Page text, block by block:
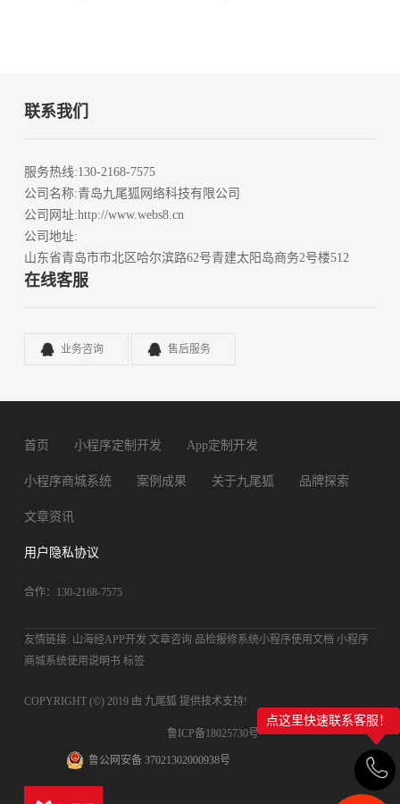
点这里快速联系客服！
联系我们
服务热线:130-2168-7575
公司名称:青岛九尾狐网络科技有限公司
公司网址:http://www.webs8.cn
公司地址:
山东省青岛市市北区哈尔滨路62号青建太阳岛商务2号楼512
在线客服
业务咨询 售后服务
首页 小程序定制开发 App定制开发
小程序商城系统 案例成果 关于九尾狐 品牌探索
文章资讯
用户隐私协议
合作：130-2168-7575
友情链接: 山海经APP开发 文章咨询 品检报修系统小程序使用文档 小程序
商城系统使用说明书 标签
COPYRIGHT (©) 2019 由 九尾狐提供技术支持!
鲁ICP备18025730号
鲁公网安备 37021302000938号